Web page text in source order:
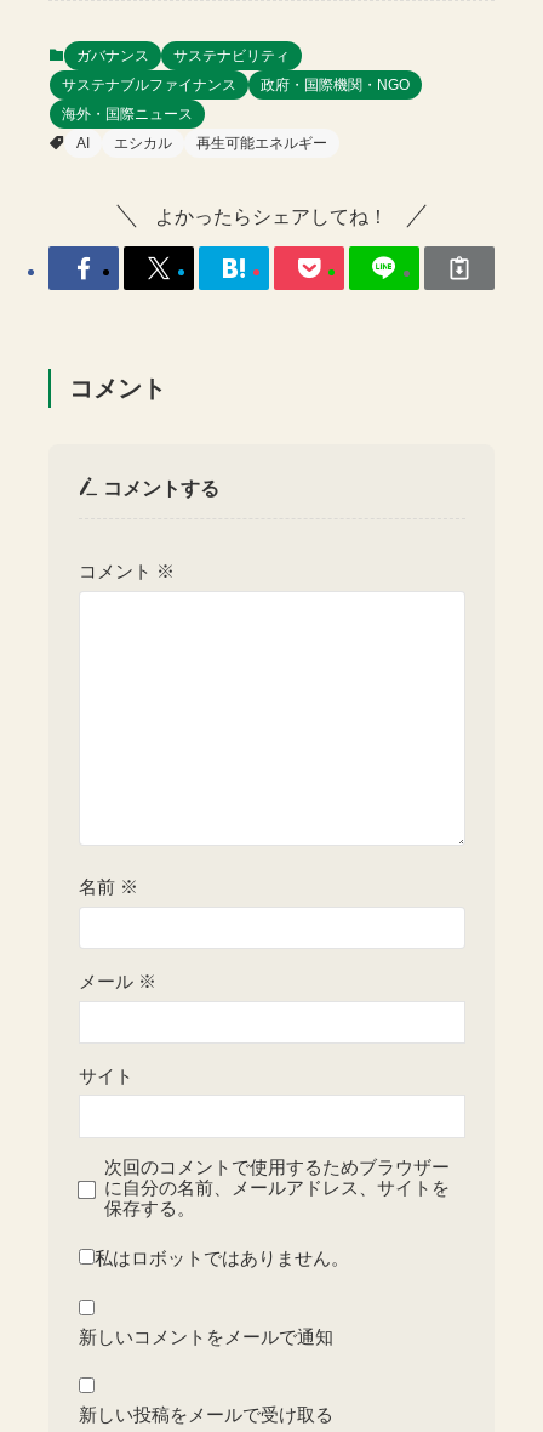
ガバナンス
サステナビリティ
サステナブルファイナンス
政府・国際機関・NGO
海外・国際ニュース
AI
エシカル 再生可能エネルギー
よかったらシェアしてね！
コメント
コメントする
コメント ※
名前 ※
メール ※
サイト
次回のコメントで使用するためブラウザー
に自分の名前、メールアドレス、サイトを
保存する。
私はロボットではありません。
新しいコメントをメールで通知
新しい投稿をメールで受け取る